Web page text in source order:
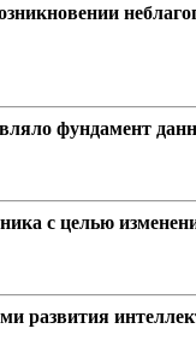
фундамент
с целью
развития